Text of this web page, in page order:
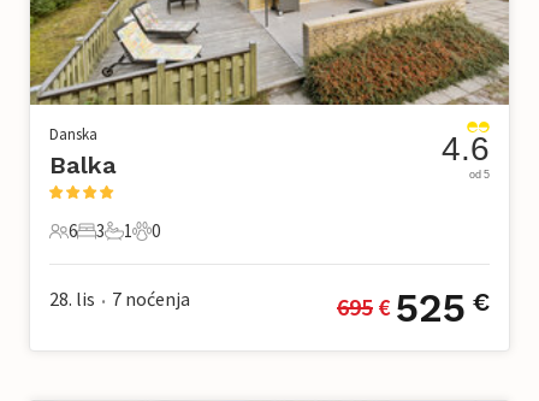
Danska
Balka
6 Gosti
6
3 Spavaće sobe
3
1 Kupaonica
1
0 Kućni ljubimac
0
4.6
od 5
28. lis • 7 noćenja 695 € 525 €